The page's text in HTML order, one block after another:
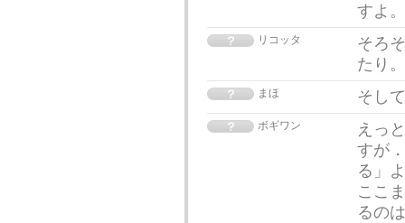
すよ
リコッタ
そろ
たり
まほ そし
ボギワン
えっ
すが
る」
ここ
るの